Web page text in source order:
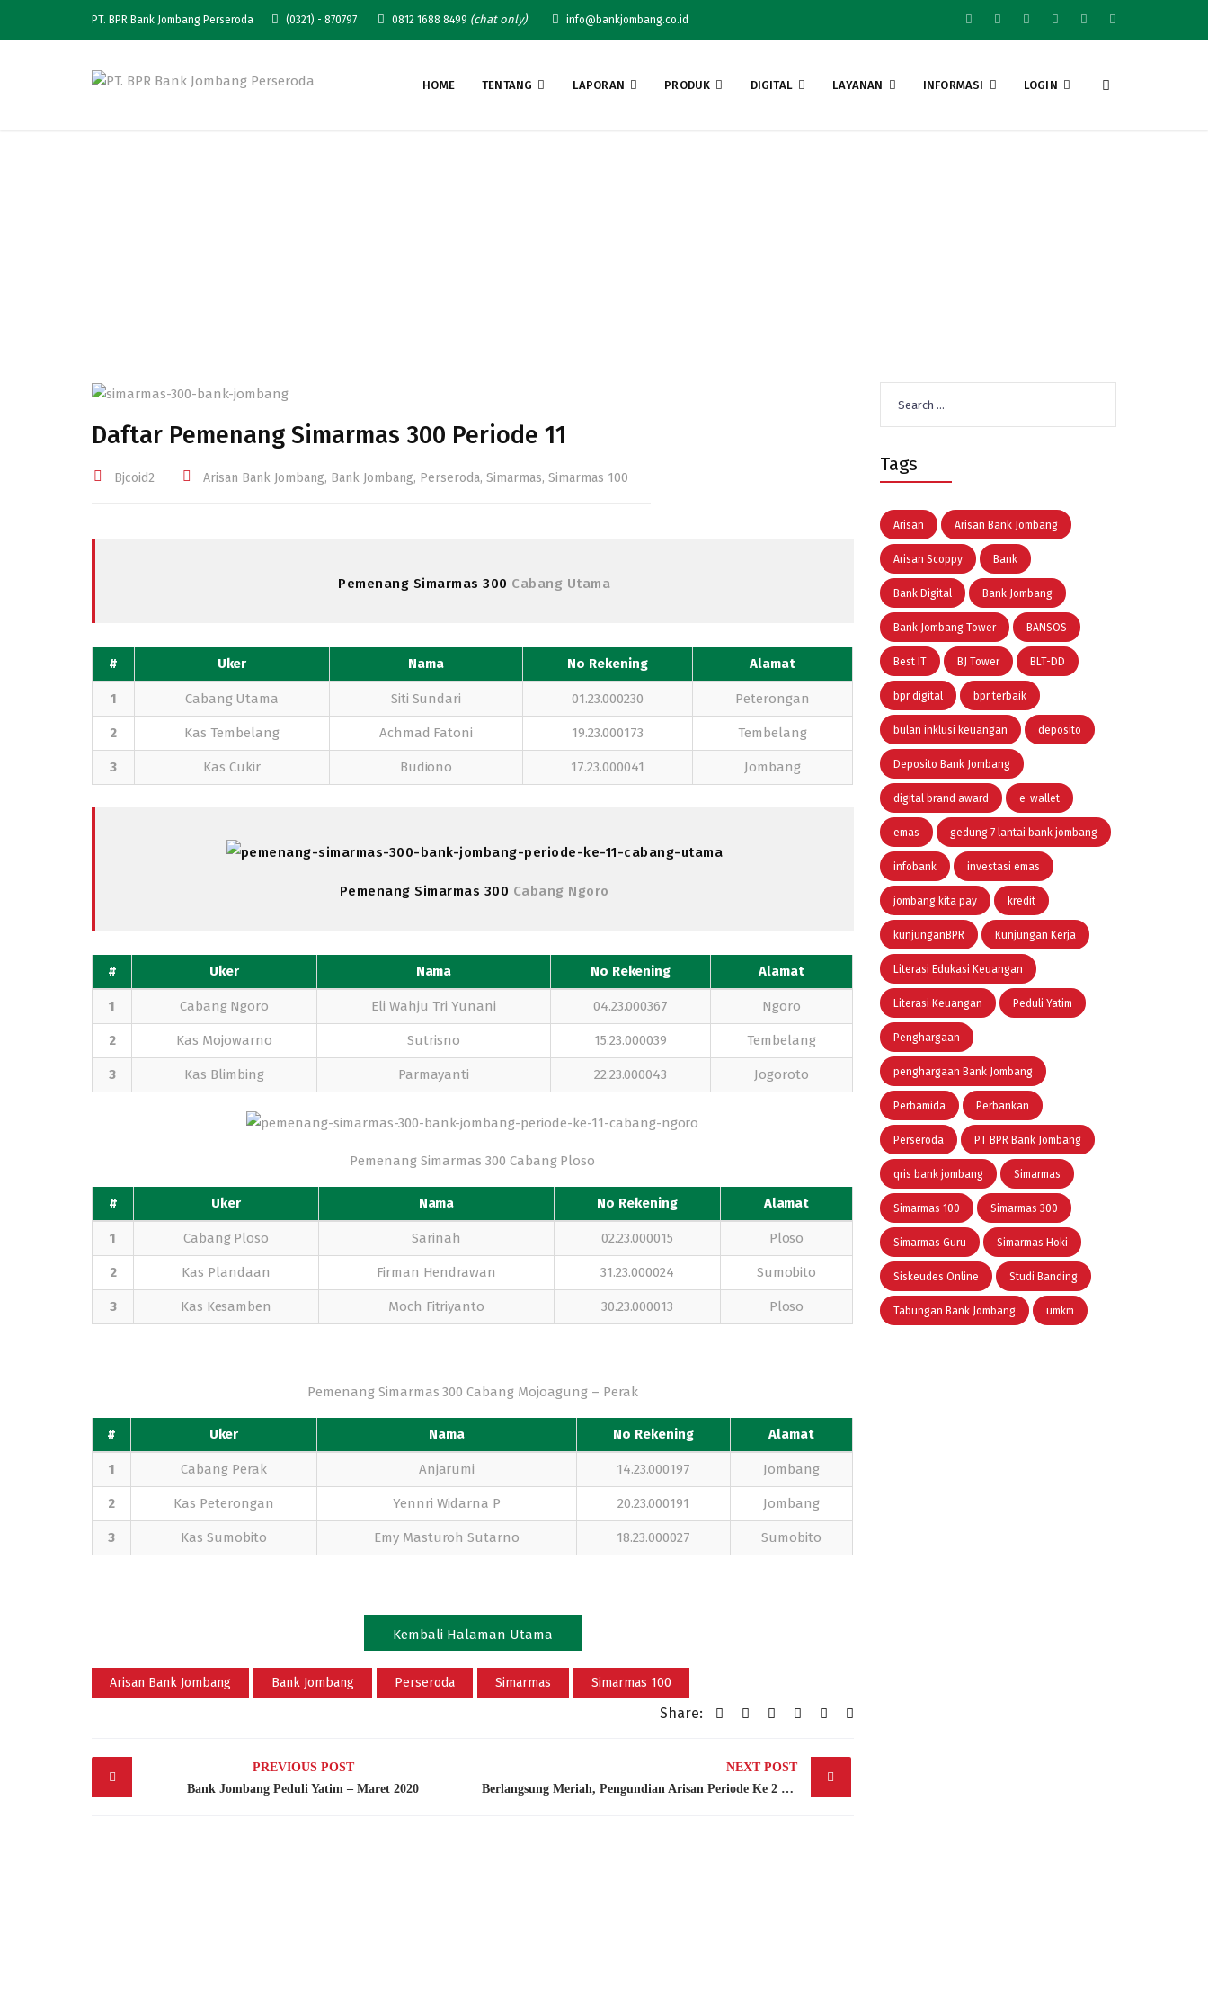
PT. BPR Bank Jombang Perseroda (0321) - 870797 0812 1688 8499 (chat only) info@bankjombang.co.id
HOME TENTANG LAPORAN PRODUK DIGITAL LAYANAN INFORMASI LOGIN
Daftar Pemenang Simarmas 300 Periode 11
Bjcoid2 Arisan Bank Jombang, Bank Jombang, Perseroda, Simarmas, Simarmas 100
Pemenang Simarmas 300 Cabang Utama
# Uker Nama No Rekening Alamat
1 Cabang Utama Siti Sundari 01.23.000230 Peterongan
2 Kas Tembelang Achmad Fatoni 19.23.000173 Tembelang
3 Kas Cukir Budiono 17.23.000041 Jombang
Pemenang Simarmas 300 Cabang Ngoro
# Uker Nama No Rekening Alamat
1 Cabang Ngoro Eli Wahju Tri Yunani 04.23.000367 Ngoro
2 Kas Mojowarno Sutrisno 15.23.000039 Tembelang
3 Kas Blimbing Parmayanti 22.23.000043 Jogoroto
Pemenang Simarmas 300 Cabang Ploso
# Uker Nama No Rekening Alamat
1 Cabang Ploso Sarinah 02.23.000015 Ploso
2 Kas Plandaan Firman Hendrawan 31.23.000024 Sumobito
3 Kas Kesamben Moch Fitriyanto 30.23.000013 Ploso
Pemenang Simarmas 300Cabang Mojoagung – Perak
# Uker Nama No Rekening Alamat
1 Cabang Perak Anjarumi 14.23.000197 Jombang
2 Kas Peterongan Yennri Widarna P 20.23.000191 Jombang
3 Kas Sumobito Emy Masturoh Sutarno 18.23.000027 Sumobito
Kembali Halaman Utama
Arisan Bank Jombang Bank Jombang Perseroda Simarmas Simarmas 100
Share:
Post
navigation
PREVIOUS POST
Bank Jombang Peduli Yatim – Maret 2020
NEXT POST
Berlangsung Meriah, Pengundian Arisan Periode Ke 2 Simarmas Guru & Simarmas 300 Bank Jombang Serta Hasil Pemenangnya
for:
Tags
Arisan Arisan Bank Jombang
Arisan Scoppy Bank
Bank Digital Bank Jombang
Bank Jombang Tower BANSOS
Best IT BJ Tower BLT-DD
bpr digital bpr terbaik
bulan inklusi keuangan deposito
Deposito Bank Jombang
digital brand award e-wallet
emas gedung 7 lantai bank jombang
infobank investasi emas
jombang kita pay kredit
kunjunganBPR Kunjungan Kerja
Literasi Edukasi Keuangan
Literasi Keuangan Peduli Yatim
Penghargaan
penghargaan Bank Jombang
Perbamida Perbankan
Perseroda PT BPR Bank Jombang
qris bank jombang Simarmas
Simarmas 100 Simarmas 300
Simarmas Guru Simarmas Hoki
Siskeudes Online Studi Banding
Tabungan Bank Jombang umkm